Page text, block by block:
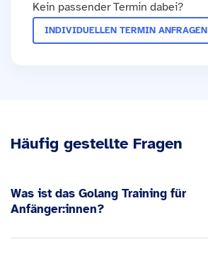
Kein passender Termin dabei?
INDIVIDUELLEN TERMIN ANFRAGEN
Häufig gestellte Fragen
Was ist das Golang Training für
Anfänger:innen?